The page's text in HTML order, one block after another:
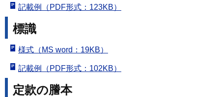
記載例（PDF形式：123KB）
標識
様式（MS word：19KB）
記載例（PDF形式：102KB）
定款の謄本